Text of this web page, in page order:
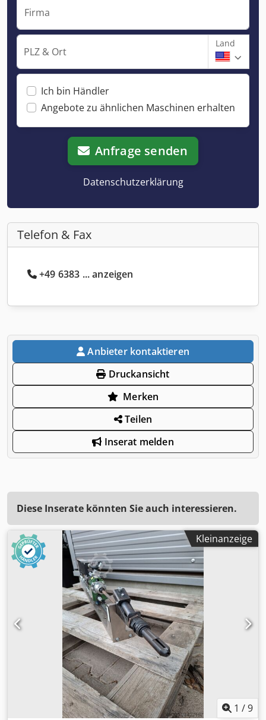
Firma
PLZ & Ort
Land
Ich bin Händler
Angebote zu ähnlichen Maschinen erhalten
Anfrage senden
Datenschutzerklärung
Telefon & Fax
+49 6383 ... anzeigen
Anbieter kontaktieren
Druckansicht
Merken
Teilen
Inserat melden
Diese Inserate könnten Sie auch interessieren.
Kleinanzeige
1 /9